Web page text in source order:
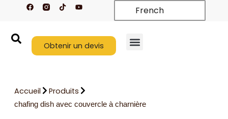
F
a
o
k
T
i
k
Y
o
b
e
French
Obtenir un devis
Accueil Produits
chafing dish avec couvercle à charnière